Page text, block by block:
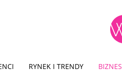
RYNEK I TRENDY BIZNES